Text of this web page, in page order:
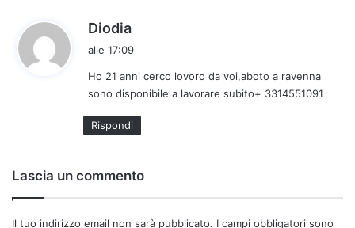
Diodia
e
t
t
o
alle 17:09
Ho 21 anni cerco lovoro da voi,aboto a ravenna
sono disponibile a lavorare subito+ 3314551091
Rispondi
Lascia un commento
Il tuo indirizzo email non sarà pubblicato. I campi obbligatori sono